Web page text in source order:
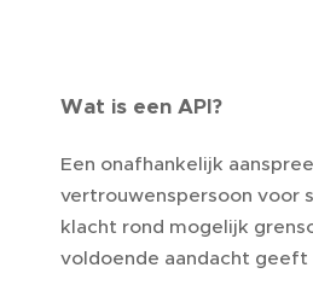
Wat is een API?
Een onafhankelijk
vertrouwenspersoon voor
klacht rond mogelijk
voldoende aandacht geeft